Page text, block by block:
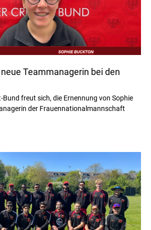
Teammanagerin bei den
Bund freut sich, die Ernennung von Sophie
der Frauennationalmannschaft